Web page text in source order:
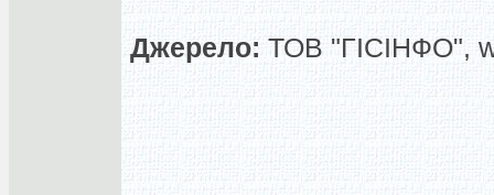
Джерело: ТОВ "ГІСІНФО",